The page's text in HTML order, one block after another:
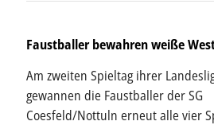
Faustballer bewahren weiße
Am zweiten Spieltag ihrer
gewannen die Faustballer der SG
Coesfeld/Nottuln erneut alle vier